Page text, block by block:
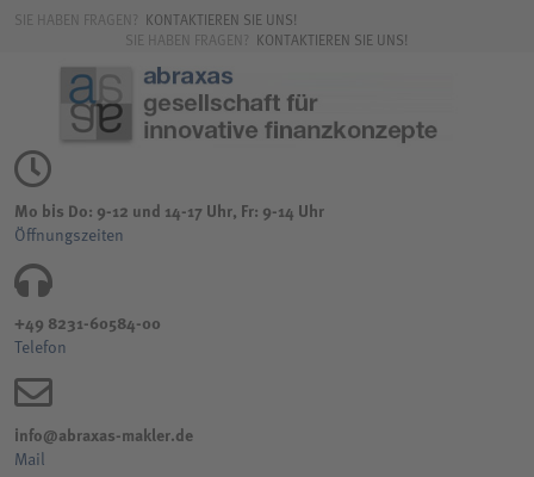
SIE HABEN FRAGEN? KONTAKTIEREN SIE UNS!
SIE HABEN FRAGEN? KONTAKTIEREN SIE UNS!
Mo bis Do: 9-12 und 14-17 Uhr, Fr: 9-14 Uhr
Öffnungszeiten
+49 8231-60584-00
Telefon
info@abraxas-makler.de
Mail